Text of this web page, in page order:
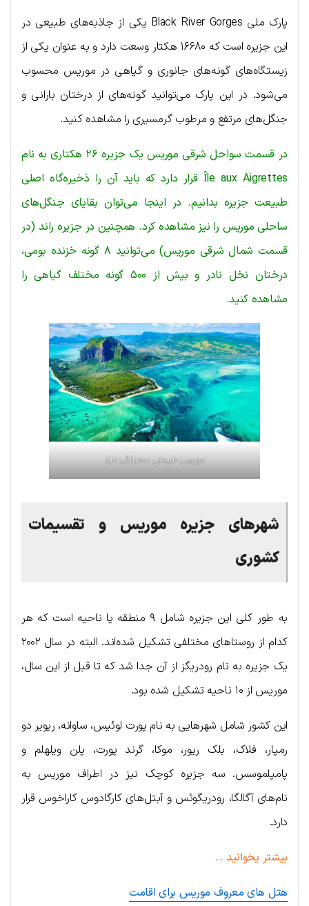
پارک ملی Black River Gorges یکی از جاذبه‌های طبیعی در
این جزیره است که ۱۶۶۸۰ هکتار وسعت دارد و به عنوان یکی از
زیستگاه‌های گونه‌های جانوری و گیاهی در موریس محسوب
می‌شود. در این پارک می‌توانید گونه‌های از درختان بارانی و
جنگل‌های مرتفع و مرطوب گرمسیری را مشاهده کنید.
در قسمت سواحل شرقی موریس یک جزیره ۲۶ هکتاری به نام
Île aux Aigrettes قرار دارد که باید آن را ذخیره‌گاه اصلی
طبیعت جزیره بدانیم. در اینجا می‌توان بقایای جنگل‌های
ساحلی موریس را نیز مشاهده کرد. همچنین در جزیره راند (در
قسمت شمال شرقی موریس) می‌توانید ۸ گونه خزنده بومی،
درختان نخل نادر و بیش از ۵۰۰ گونه مختلف گیاهی را
مشاهده کنید.
موریس طبیعتی سحرانگیز دارد
شهرهای جزیره موریس و
تقسیمات
کشوری
به طور کلی این جزیره شامل ۹ منطقه یا ناحیه است که هر
کدام از روستاهای مختلفی تشکیل شده‌اند. البته در سال ۲۰۰۲
یک جزیره به نام رودریگز از آن جدا شد که تا قبل از این سال،
موریس از ۱۰ ناحیه تشکیل شده بود.
این کشور شامل شهرهایی به نام پورت لوئیس، ساوانه، ریویر دو
رمپار، فلاک، بلک ریور، موکا، گرند پورت، پلن ویلهلم و
پامپلموسس. سه جزیره کوچک نیز در اطراف موریس به
نام‌های آگالگا، رودریگوئس و آبتل‌های کارگادوس کاراخوس قرار
دارد.
بیشتر یخوانید …
هتل های معروف موریس برای اقامت